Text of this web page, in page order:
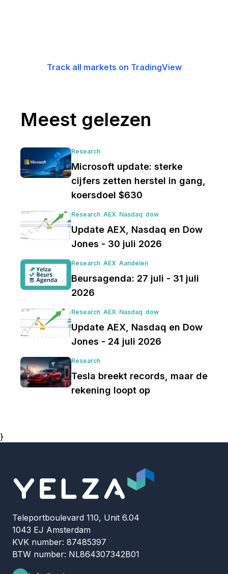
Track all markets on TradingView
Meest gelezen
Research
Microsoft update: sterke
cijfers zetten herstel in gang,
koersdoel $630
Research AEX Nasdaq dow
Update AEX, Nasdaq en Dow
Jones - 30 juli 2026
Research AEX Aandelen
Beursagenda: 27 juli - 31 juli
2026
Research AEX Nasdaq dow
Update AEX, Nasdaq en Dow
Jones - 24 juli 2026
Research
Tesla breekt records, maar de
rekening loopt op
}
Teleportboulevard 110, Unit 6.04
1043 EJ Amsterdam
KVK number: 87485397
BTW number: NL864307342B01